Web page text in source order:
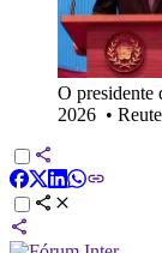
O presidente
2026 •